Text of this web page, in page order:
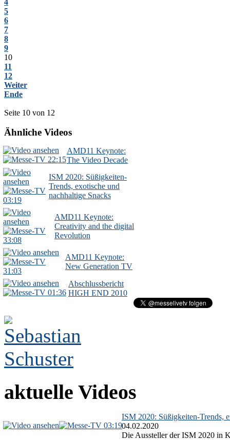
5
6
7
8
9
10
11
12
Weiter
Ende
Seite 10 von 12
Ähnliche Videos
22:15
AMD11 Keynote:
The Video Decade
03:19
ISM 2020: Süßigkeiten-
Trends, exotische und
nachhaltige Snacks
33:08
AMD11 Keynote:
Creativity and the digital
Revolution
31:03
AMD11 Keynote:
New Generation TV
01:36
Abschlussbericht
HIGH END 2010
aktuelle Videos
03:19
ISM 2020: Süßigkeiten-Trends,
04.02.2020
Die Aussteller der ISM 2020 in